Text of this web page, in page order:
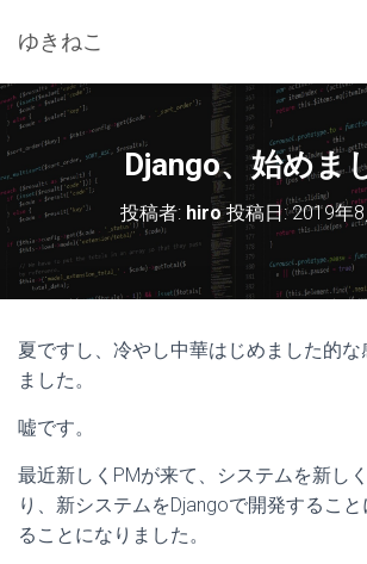
ゆきねこ
Django、始めま
投稿者: hiro投稿日:2019年
夏ですし、冷やし中華はじめました的な
ました。
嘘です。
最近新しくPMが来て、システムを新し
り、新システムをDjangoで開発するこ
ることになりました。